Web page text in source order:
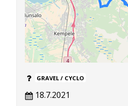
GRAVEL / CYCLO
18.7.2021